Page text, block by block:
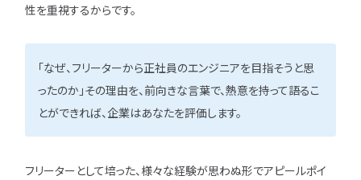
性を重視するからです。
「なぜ、フリーターから正社員のエンジニアを目指そうと思
ったのか」その理由を、前向きな言葉で、熱意を持って語るこ
とができれば、企業はあなたを評価します。
フリーターとして培った、様々な経験が思わぬ形でアピールポイ